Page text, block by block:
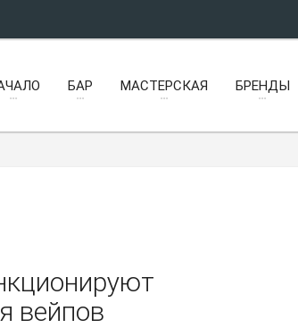
БАР МАСТЕРСКАЯ БРЕНДЫ
вейпов